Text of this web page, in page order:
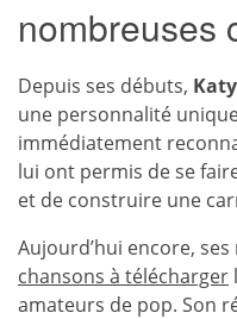
nombreuses
Depuis ses débuts,
une personnalité
immédiatement
lui ont permis de se
et de construire une
Aujourd’hui encore,
chansons à télécharger
amateurs de pop. Son